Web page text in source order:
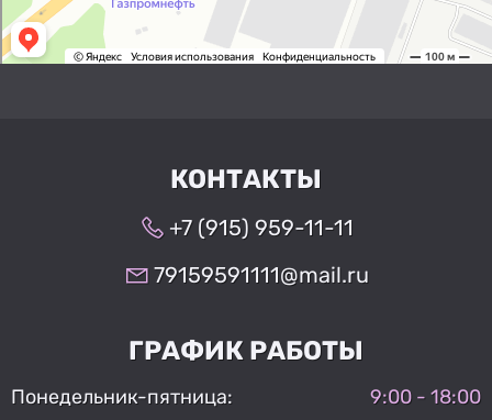
КОНТАКТЫ
+7 (915) 959-11-11
79159591111@mail.ru
ГРАФИК РАБОТЫ
Понедельник-пятница:
9:00 - 18:00